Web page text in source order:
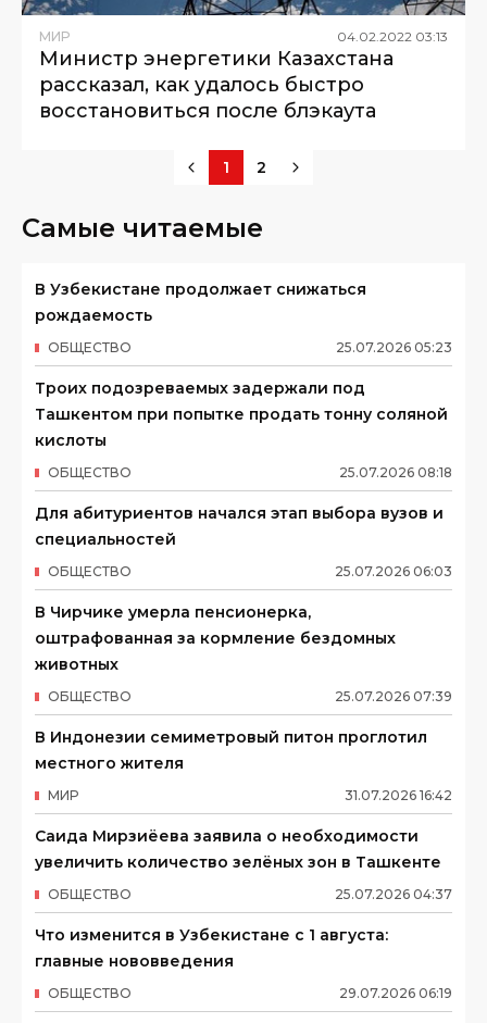
МИР 04.02.2022 03:13
Министр энергетики Казахстана
рассказал, как удалось быстро
восстановиться после блэкаута
1 2
Самые читаемые
В Узбекистане продолжает снижаться
рождаемость
25.07.2026 05:23
ОБЩЕСТВО
Троих подозреваемых задержали под
Ташкентом при попытке продать тонну соляной
кислоты
25.07.2026 08:18
ОБЩЕСТВО
Для абитуриентов начался этап выбора вузов и
специальностей
25.07.2026 06:03
ОБЩЕСТВО
В Чирчике умерла пенсионерка,
оштрафованная за кормление бездомных
животных
25.07.2026 07:39
ОБЩЕСТВО
В Индонезии семиметровый питон проглотил
местного жителя
31.07.2026 16:42
МИР
Саида Мирзиёева заявила о необходимости
увеличить количество зелёных зон в Ташкенте
25.07.2026 04:37
ОБЩЕСТВО
Что изменится в Узбекистане с 1 августа:
главные нововведения
29.07.2026 06:19
ОБЩЕСТВО